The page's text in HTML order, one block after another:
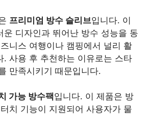
프리미엄 방수 슬리브입니다. 이
운 디자인과 뛰어난 방수 성능을 동
니스 여행이나 캠핑에서 널리 활
. 사용 후 추천하는 이유로는 스타
만족시키기 때문입니다.
가능 방수팩입니다. 이 제품은 방
치 기능이 지원되어 사용자가 물